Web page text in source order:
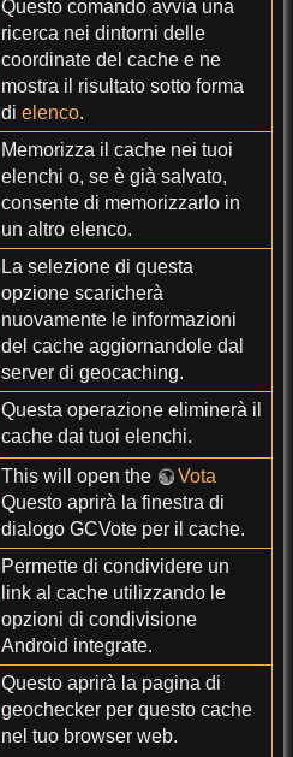
Questo comando avvia una
ricerca nei dintorni delle
coordinate del cache e ne
mostra il risultato sotto forma
di elenco.
Memorizza il cache nei tuoi
elenchi o, se è già salvato,
consente di memorizzarlo in
un altro elenco.
La selezione di questa
opzione scaricherà
nuovamente le informazioni
del cache aggiornandole dal
server di geocaching.
Questa operazione eliminerà il
cache dai tuoi elenchi.
This will open the
Vota
Questo aprirà la finestra di
dialogo GCVote per il cache.
Permette di condividere un
link al cache utilizzando le
opzioni di condivisione
Android integrate.
Questo aprirà la pagina di
geochecker per questo cache
nel tuo browser web.